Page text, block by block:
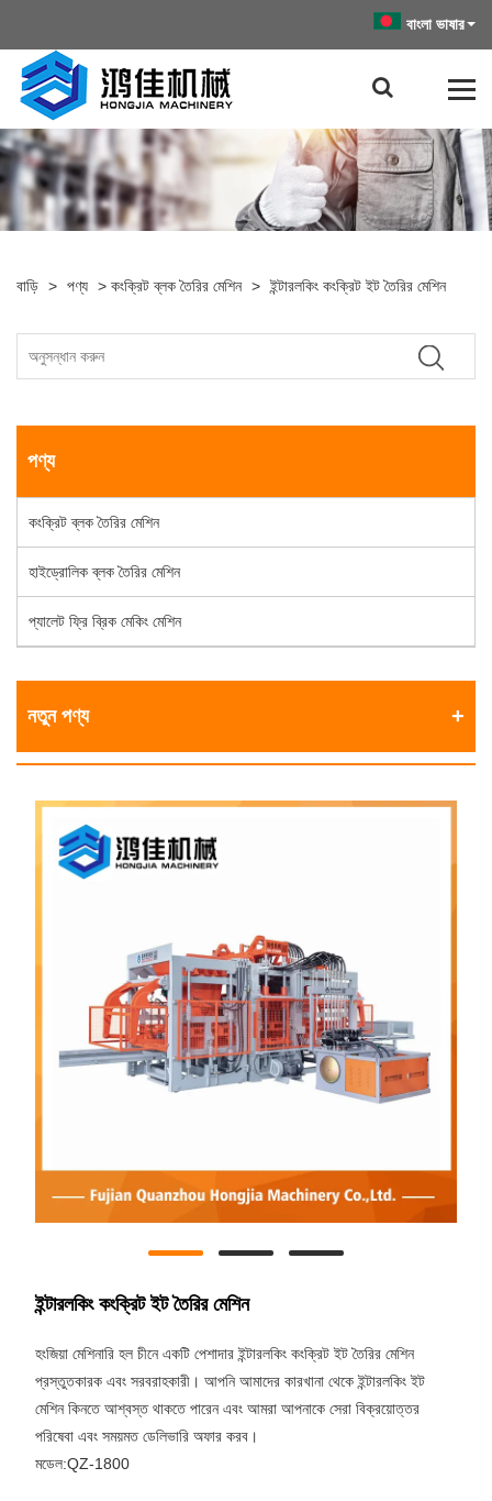
বাংলা ভাষার
বাড়ি > পণ্য > কংক্রিট ব্লক তৈরির মেশিন > ইন্টারলকিং কংক্রিট ইট তৈরির মেশিন
পণ্য
কংক্রিট ব্লক তৈরির মেশিন
হাইড্রোলিক ব্লক তৈরির মেশিন
প্যালেট ফ্রি ব্রিক মেকিং মেশিন
নতুন পণ্য
ইন্টারলকিং কংক্রিট ইট তৈরির মেশিন
হংজিয়া মেশিনারি হল চীনে একটি পেশাদার ইন্টারলকিং কংক্রিট ইট তৈরির মেশিন
প্রস্তুতকারক এবং সরবরাহকারী। আপনি আমাদের কারখানা থেকে ইন্টারলকিং ইট
মেশিন কিনতে আশ্বস্ত থাকতে পারেন এবং আমরা আপনাকে সেরা বিক্রয়োত্তর
পরিষেবা এবং সময়মত ডেলিভারি অফার করব।
মডেল:QZ-1800